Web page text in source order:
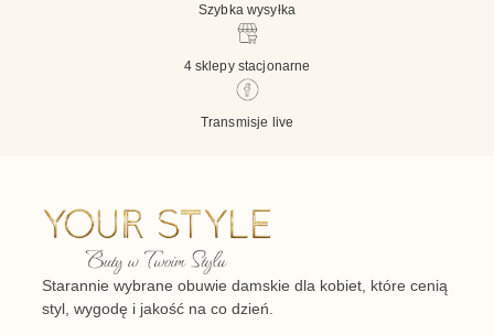
Szybka wysyłka
4 sklepy stacjonarne
Transmisje live
Starannie wybrane obuwie damskie dla kobiet, które cenią
styl, wygodę i jakość na co dzień.